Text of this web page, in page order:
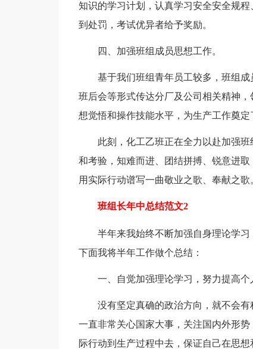
知识的学习计划，认真学习安全安全规
到处罚，考试优异者给予奖励。
四、加强班组成员思想工作。
基于我们班组青年员工较多，班组
班后会等形式传达分厂及公司相关精神
想觉悟和操作技能水平，为生产工作奠定
此刻，化工乙班正在全力以赴加强
和考验，知难而进、团结拼搏、锐意进
用实际行动谱写一曲敬业之歌、奉献之歌
班组长年中总结范文2
半年来我始终不断加强自身理论学
下面我将半年工作做个总结：
一、自觉加强理论学习，努力提高个
没有坚定真确的政治方向，就不会
一直非常关心国家大事，关注国内外形
际行动到生产过程中去，保证自己在思